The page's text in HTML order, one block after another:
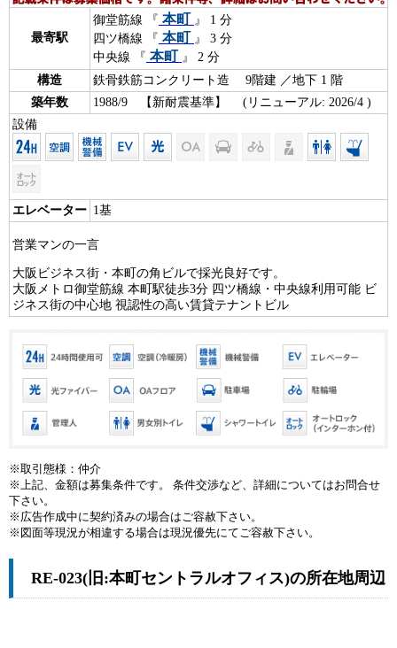
最寄駅
御堂筋線 『 本町 』 1 分
四ツ橋線 『 本町 』 3 分
中央線 『 本町 』 2 分
構造
鉄骨鉄筋コンクリート造 9階建 ／地下 1 階
築年数
1988/9 【新耐震基準】 (リニューアル: 2026/4 )
設備
エレベーター 1基
営業マンの一言
大阪ビジネス街・本町の角ビルで採光良好です。
大阪メトロ御堂筋線 本町駅徒歩3分 四ツ橋線・中央線利用可能 ビ
ジネス街の中心地 視認性の高い賃貸テナントビル
※取引態様：仲介
※上記、金額は募集条件です。 条件交渉など、詳細についてはお問合せ
下さい。
※広告作成中に契約済みの場合はご容赦下さい。
※図面等現況が相違する場合は現況優先にてご容赦下さい。
RE-023(旧:本町セントラルオフィス)の所在地周辺